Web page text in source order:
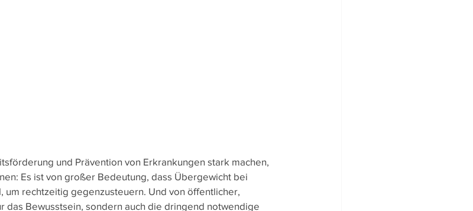
und Prävention von Erkrankungen stark machen,
Es ist von großer Bedeutung, dass Übergewicht bei
um rechtzeitig gegenzusteuern. Und von öffentlicher,
das Bewusstsein, sondern auch die dringend notwendige